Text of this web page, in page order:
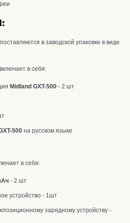
в заводской упаковке в виде
включает в себя:
Midland GXT-500 - 2 шт
500 на русском языке
в себя:
- 2 шт
устройство - 1шт
зарядному устройству -